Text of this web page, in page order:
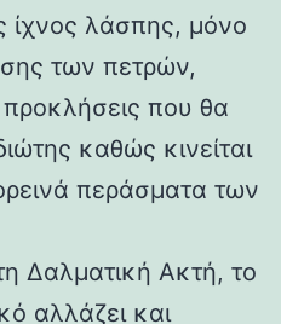
ίχνος λάσπης, μόνο
των πετρών,
που θα
καθώς κινείται
περάσματα των
Δαλματική Ακτή, το
αλλάζει και